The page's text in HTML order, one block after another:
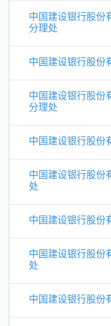
中国建设银行股份
分理处
中国建设银行股份
中国建设银行股份
分理处
中国建设银行股份
中国建设银行股份
处
中国建设银行股份
中国建设银行股份
处
中国建设银行股份